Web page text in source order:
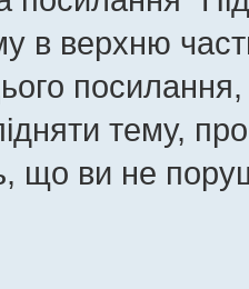
в верхню
тему,
що ви не